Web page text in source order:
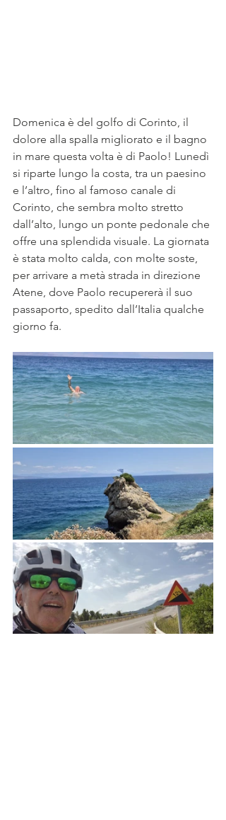
Domenica è del golfo di Corinto, il
dolore alla spalla migliorato e il bagno
in mare questa volta è di Paolo! Lunedì
si riparte lungo la costa, tra un paesino
e l’altro, fino al famoso canale di
Corinto, che sembra molto stretto
dall’alto, lungo un ponte pedonale che
offre una splendida visuale. La giornata
è stata molto calda, con molte soste,
per arrivare a metà strada in direzione
Atene, dove Paolo recupererà il suo
passaporto, spedito dall’Italia qualche
giorno fa.